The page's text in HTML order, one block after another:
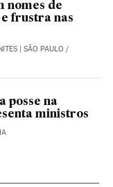
nomes de
frustra nas
| SÃO PAULO /
posse na
ministros